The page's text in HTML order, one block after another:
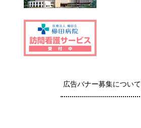
広告バナー募集について